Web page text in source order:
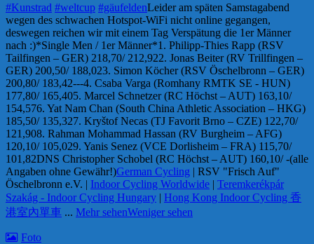
#Kunstrad #weltcup #gäufeldenLeider am späten Samstagabend
wegen des schwachen Hotspot-WiFi nicht online gegangen,
deswegen reichen wir mit einem Tag Verspätung die 1er Männer
nach :)*Single Men / 1er Männer*1. Philipp-Thies Rapp (RSV
Tailfingen – GER) 218,70/ 212,922. Jonas Beiter (RV Trillfingen –
GER) 200,50/ 188,023. Simon Köcher (RSV Öschelbronn – GER)
200,80/ 183,42---4. Csaba Varga (Romhany RMTK SE - HUN)
177,80/ 165,405. Marcel Schnetzer (RC Höchst – AUT) 163,10/
154,576. Yat Nam Chan (South China Athletic Association – HKG)
185,50/ 135,327. Kryštof Necas (TJ Favorit Brno – CZE) 122,70/
121,908. Rahman Mohammad Hassan (RV Burgheim – AFG)
120,10/ 105,029. Yanis Senez (VCE Dorlisheim – FRA) 115,70/
101,82DNS Christopher Schobel (RC Höchst – AUT) 160,10/ -(alle
Angaben ohne Gewähr!)German Cycling | RSV "Frisch Auf"
Öschelbronn e.V. | Indoor Cycling Worldwide | Teremkerékpár
Szakág - Indoor Cycling Hungary | Hong Kong Indoor Cycling 香
港室內單車 ... Mehr sehenWeniger sehen
Foto